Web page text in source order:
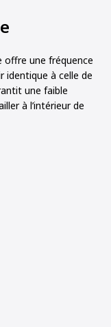
une fréquence
identique à celle de
une faible
à l’intérieur de